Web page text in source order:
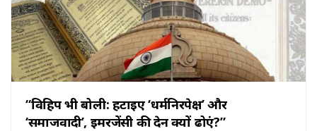
“विहिप भी बोली: हटाइए ‘धर्मनिरपेक्ष’ और
‘समाजवादी’, इमरजेंसी की देन क्यों ढोएं?”